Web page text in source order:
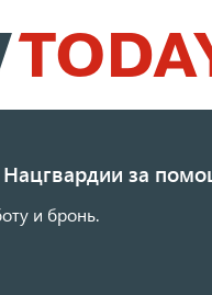
к
основному
за
и бронь.